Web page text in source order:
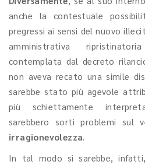
anche la contestuale
pregressi ai sensi del nuovo
amministrativa
contemplata dal decreto
non aveva recato una simile
sarebbe stato più agevole
più schiettamente
sarebbero sorti problemi sul
irragionevolezza.
In tal modo si sarebbe, infatti,